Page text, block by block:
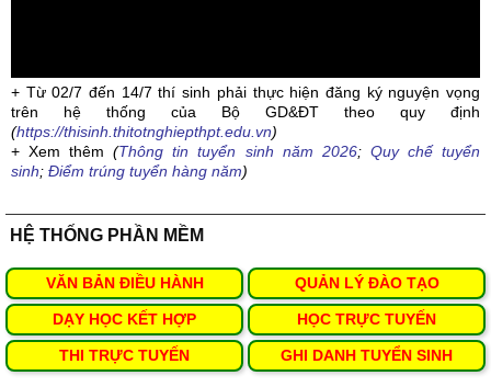
+ Từ 02/7 đến 14/7 thí sinh phải thực hiện đăng ký nguyện vọng
trên hệ thống của Bộ GD&ĐT theo quy định
(https://thisinh.thitotnghiepthpt.edu.vn)
+ Xem thêm(Thông tin tuyển sinh năm 2026; Quy chế tuyển
sinh; Điểm trúng tuyển hàng năm)
HỆ THỐNG PHẦN MỀM
VĂN BẢN ĐIỀU HÀNH QUẢN LÝ ĐÀO TẠO
DẠY HỌC KẾT HỢP HỌC TRỰC TUYẾN
THI TRỰC TUYẾN GHI DANH TUYỂN SINH